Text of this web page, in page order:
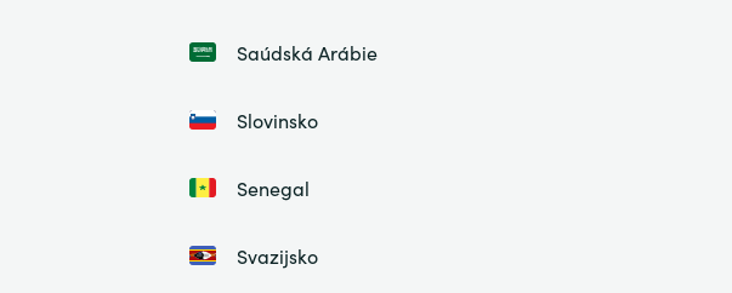
Saúdská Arábie
Slovinsko
Senegal
Svazijsko